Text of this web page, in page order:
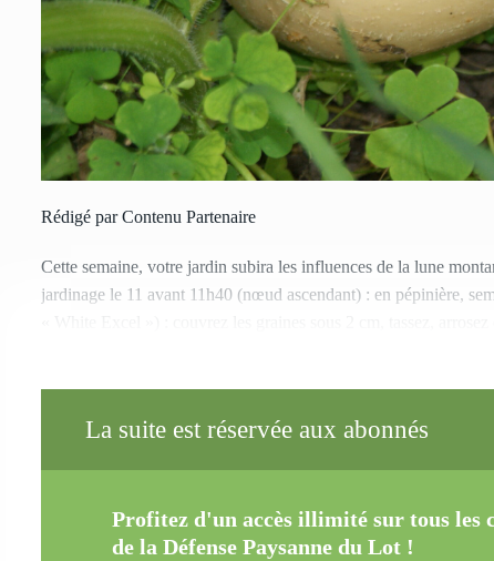
Rédigé par Contenu Partenaire
Cette semaine, votre jardin subira les influences de la lune
jardinage le 11 avant 11h40 (nœud ascendant) : en pépinière,
La suite est réservée aux abonnés
Profitez d'un accès illimité sur tous les
de la Défense Paysanne du Lot !